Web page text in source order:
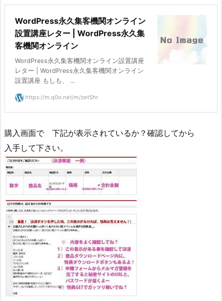
WordPress永久集客機関オンライン
設置講座レター | WordPress永久集
客機関オンライン
WordPress永久集客機関オンライン設置講座
レター | WordPress永久集客機関オンライン
設置講座 もしも、 ...
https://m.q0o.net/m/zet5hr
購入画面で 下記が表示されているか？確認してから
入手して下さい。